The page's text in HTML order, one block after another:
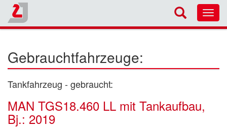
Gebrauchtfahrzeuge:
Tankfahrzeug - gebraucht:
MAN TGS18.460 LL mit Tankaufbau,
Bj.: 2019